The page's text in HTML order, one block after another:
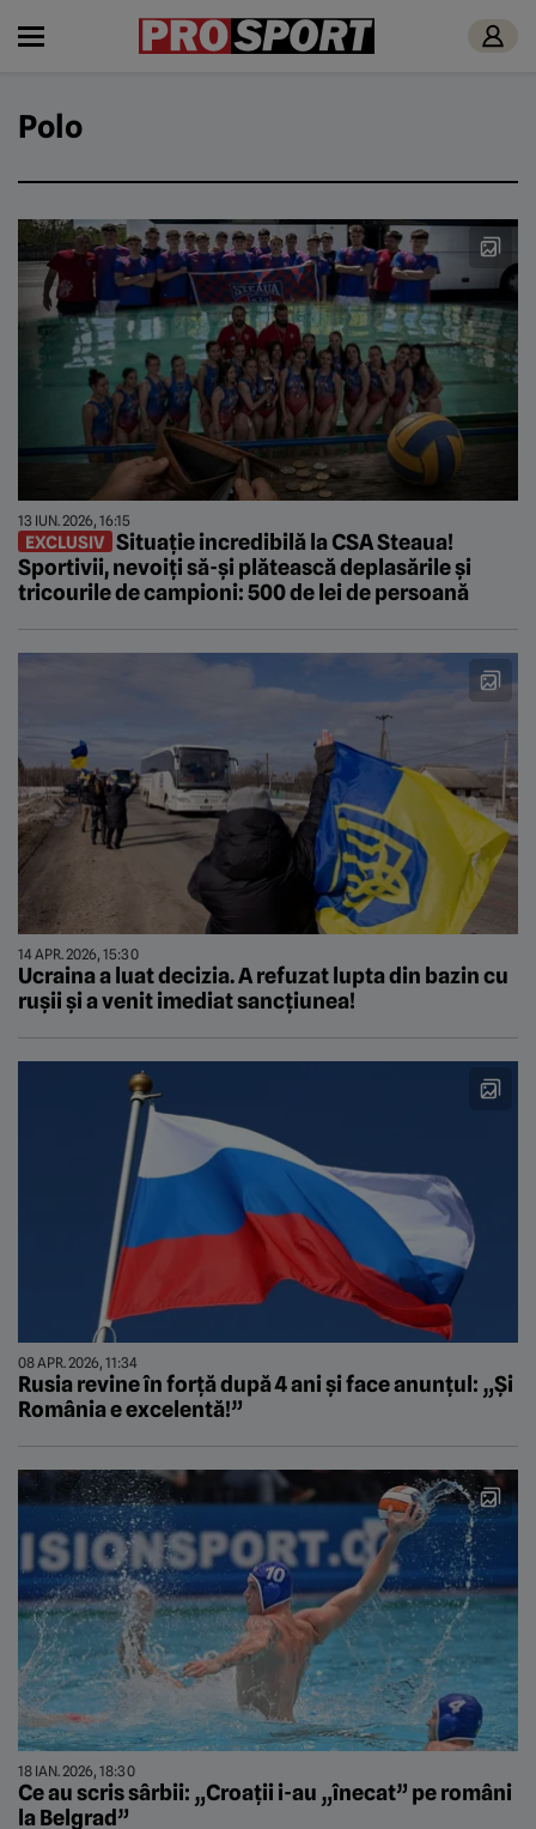
Polo
13 IUN. 2026, 16:15
EXCLUSIV Situație incredibilă la CSA Steaua!
Sportivii, nevoiți să-și plătească deplasările și
tricourile de campioni: 500 de lei de persoană
14 APR. 2026, 15:30
Ucraina a luat decizia. A refuzat lupta din bazin cu
rușii și a venit imediat sancțiunea!
08 APR. 2026, 11:34
Rusia revine în forță după 4 ani și face anunțul: „Și
România e excelentă!”
18 IAN. 2026, 18:30
Ce au scris sârbii: „Croații i-au „înecat” pe români
la Belgrad”